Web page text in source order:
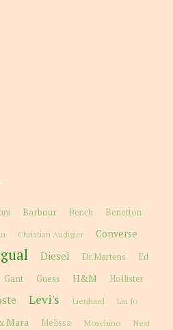
Barbour Bench Benetton
Christian Audigier Converse
Diesel Dr.Martens
Ed
Gant Guess H&M Hollister
Levi's Lienhard Liu Jo
Mara Melissa Moschino
Next